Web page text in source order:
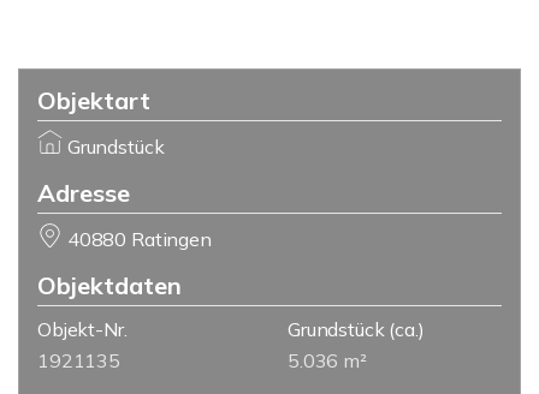
Objektart
Grundstück
Adresse
40880 Ratingen
Objektdaten
Objekt-Nr.
1921135
Grundstück(ca.)
5.036 m²